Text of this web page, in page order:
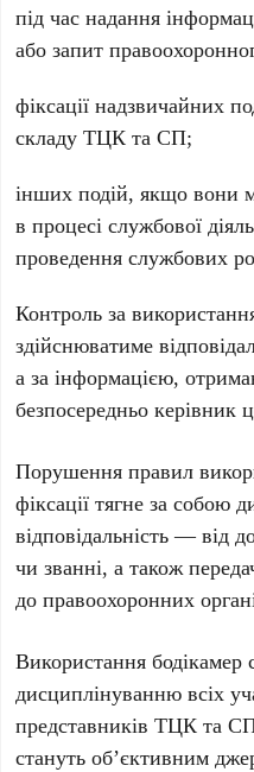
під час надання
або запит
фіксації надзвичайних
складу ТЦК та СП;
інших подій, якщо вони
в процесі службової
проведення службових
Контроль за
здійснюватиме
а за інформацією,
безпосередньо керівник
Порушення правил
фіксації тягне за собою
відповідальність — від
чи званні, а також
до правоохоронних
Використання бодікамер
дисциплінуванню всіх
представників ТЦК та
стануть об’єктивним